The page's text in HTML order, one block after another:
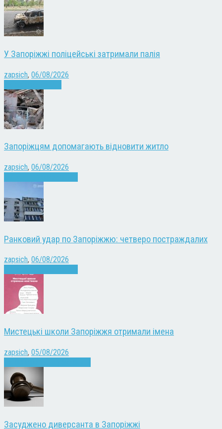
У Запоріжжі поліцейські затримали палія
zapsich, 06/08/2026
Запоріжцям допомагають відновити житло
zapsich, 06/08/2026
Ранковий удар по Запоріжжю: четверо постраждалих
zapsich, 06/08/2026
Мистецькі школи Запоріжжя отримали імена
zapsich, 05/08/2026
Засуджено диверсанта в Запоріжжі